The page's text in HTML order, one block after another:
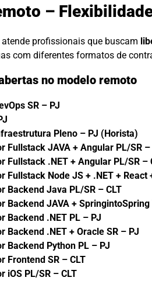
–
atende profissionais que buscam
com diferentes formatos de
no modelo remoto
SR – PJ
Pleno – PJ (Horista)
Fullstack JAVA + Angular PL/SR –
Fullstack .NET + Angular PL/SR –
Fullstack Node JS + .NET + React
Backend Java PL/SR – CLT
Backend JAVA + SpringintoSpring
Backend .NET PL – PJ
Backend .NET + Oracle SR – PJ
Backend Python PL – PJ
Frontend SR – CLT
iOS PL/SR – CLT